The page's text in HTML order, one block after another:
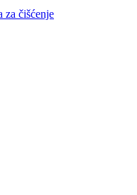
za čišćenje